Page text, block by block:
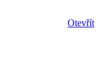
Otevřít